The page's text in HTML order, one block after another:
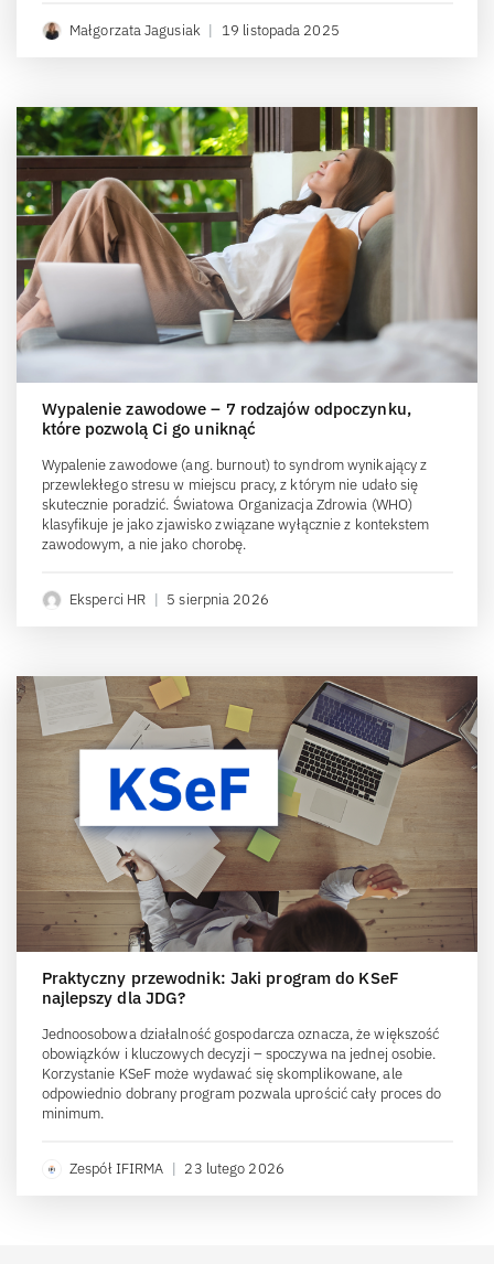
Małgorzata Jagusiak | 19 listopada 2025
Wypalenie zawodowe – 7 rodzajów odpoczynku,
które pozwolą Ci go uniknąć
Wypalenie zawodowe (ang. burnout) to syndrom wynikający z
przewlekłego stresu w miejscu pracy, z którym nie udało się
skutecznie poradzić. Światowa Organizacja Zdrowia (WHO)
klasyfikuje je jako zjawisko związane wyłącznie z kontekstem
zawodowym, a nie jako chorobę.
Eksperci HR | 5 sierpnia 2026
Praktyczny przewodnik: Jaki program do KSeF
najlepszy dla JDG?
Jednoosobowa działalność gospodarcza oznacza, że większość
obowiązków i kluczowych decyzji – spoczywa na jednej osobie.
Korzystanie KSeF może wydawać się skomplikowane, ale
odpowiednio dobrany program pozwala uprościć cały proces do
minimum.
Zespół IFIRMA | 23 lutego 2026